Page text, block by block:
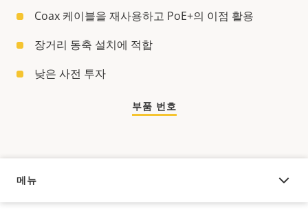
Coax 케이블을 재사용하고 PoE+의 이점 활용
장거리 동축 설치에 적합
낮은 사전 투자
부품 번호
메뉴
오버뷰